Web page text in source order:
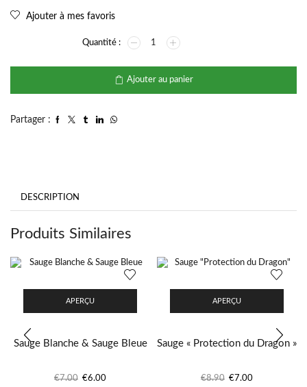
Ajouter à mes favoris
Ajouter au panier
Partager :
DESCRIPTION
Produits Similaires
APERÇU
Sauge Blanche & Sauge Bleue
€7.00 €6.00
APERÇU
Sauge « Protection du Dragon »
€8.90 €7.00